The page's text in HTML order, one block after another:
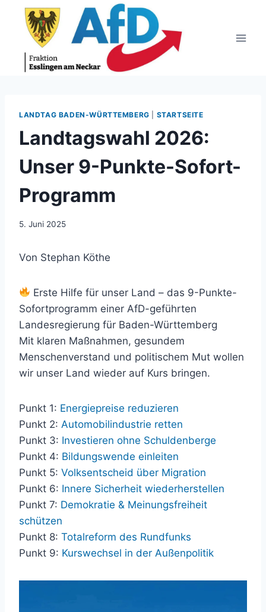
springen
LANDTAG BADEN-WÜRTTEMBERG STARTSEITE
Landtagswahl 2026:
Unser 9-Punkte-Sofort-
Programm
5. Juni 2025
Von Stephan Köthe
Erste Hilfe für unser Land – das 9-Punkte-
Sofortprogramm einer AfD-geführten
Landesregierung für Baden-Württemberg
Mit klaren Maßnahmen, gesundem
Menschenverstand und politischem Mut wollen
wir unser Land wieder auf Kurs bringen.
Punkt 1: Energiepreise reduzieren
Punkt 2: Automobilindustrie retten
Punkt 3: Investieren ohne Schuldenberge
Punkt 4: Bildungswende einleiten
Punkt 5: Volksentscheid über Migration
Punkt 6: Innere Sicherheit wiederherstellen
Punkt 7: Demokratie & Meinungsfreiheit
schützen
Punkt 8: Totalreform des Rundfunks
Punkt 9: Kurswechsel in der Außenpolitik